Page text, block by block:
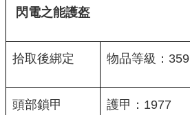
閃電之能護盔
拾取後綁定 物品等級：359
頭部鎖甲 護甲：1977